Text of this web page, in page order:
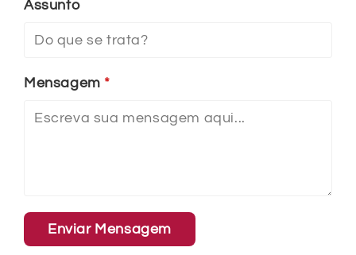
Assunto
Mensagem *
Enviar Mensagem